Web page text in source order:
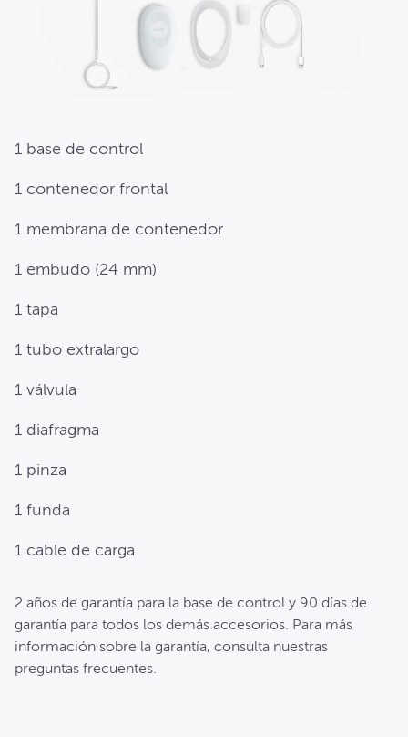
1 base de control
1 contenedor frontal
1 membrana de contenedor
1 embudo (24 mm)
1 tapa
1 tubo extralargo
1 válvula
1 diafragma
1 pinza
1 funda
1 cable de carga
2 años de garantía para la base de control y 90 días de
garantía para todos los demás accesorios. Para más
información sobre la garantía, consulta nuestras
preguntas frecuentes.